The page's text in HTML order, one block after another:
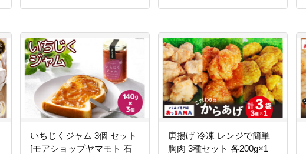
いちじくジャム 3個 セット
[モアショップヤマモト 石
唐揚げ 冷凍 レンジで簡単
胸肉 3種セット 各200g×1